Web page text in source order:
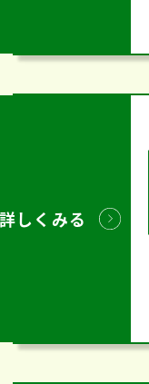
詳しくみる